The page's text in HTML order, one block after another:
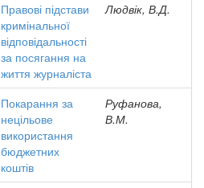
Правові підстави
кримінальної
відповідальності
за посягання на
життя журналіста
Людвік, В.Д.
Покарання за
нецільове
використання
бюджетних
коштів
Руфанова,
В.М.